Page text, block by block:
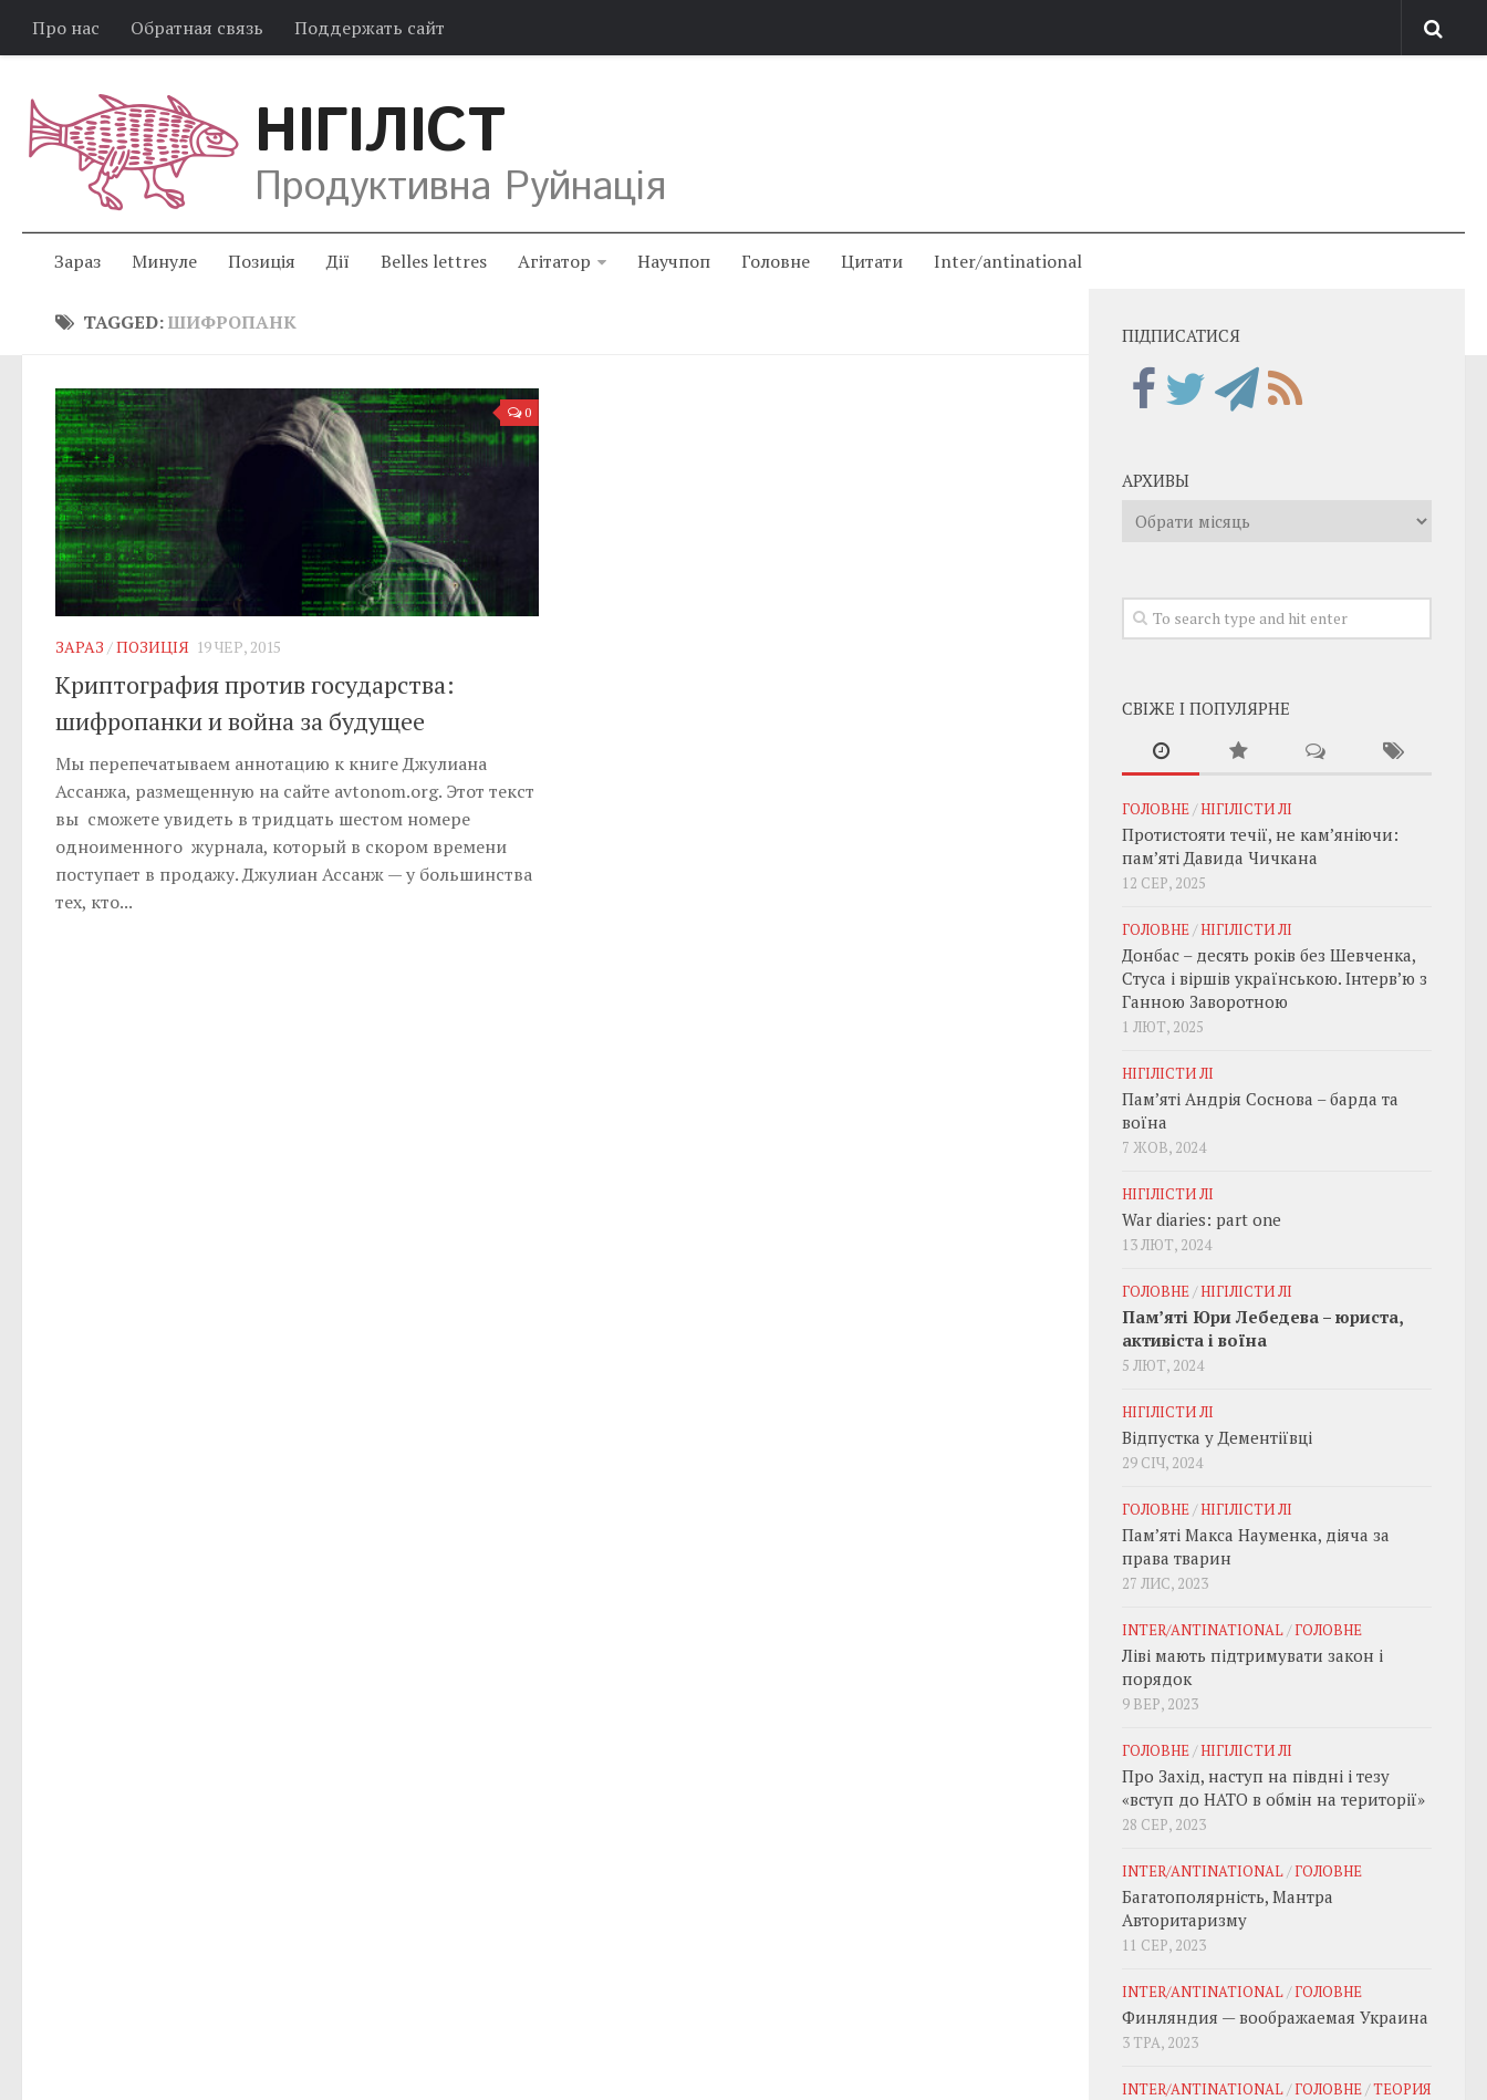
Про нас Обратная связь Поддержать сайт
НІГІЛІСТ
Продуктивна Руйнація
Зараз Минуле Позиція Дії Belles lettres Агітатор Научпоп Головне Цитати Inter/antinational
TAGGED:ШИФРОПАНК
0
ЗАРАЗ /ПОЗИЦІЯ 19 ЧЕР, 2015
Криптография против государства:
шифропанки и война за будущее
Мы перепечатываем аннотацию к книге Джулиана
Ассанжа, размещенную на сайте avtonom.org. Этот текст
вы сможете увидеть в тридцать шестом номере
одноименного журнала, который в скором времени
поступает в продажу. Джулиан Ассанж — у большинства
тех, кто...
ПІДПИСАТИСЯ
АРХИВЫ
Архивы
СВІЖЕ І ПОПУЛЯРНЕ
ГОЛОВНЕ/НІГІЛІСТИ ЛІ
Протистояти течії, не кам’яніючи:
пам’яті Давида Чичкана
12 СЕР, 2025
ГОЛОВНЕ/НІГІЛІСТИ ЛІ
Донбас – десять років без Шевченка,
Стуса і віршів українською. Інтерв’ю з
Ганною Заворотною
1 ЛЮТ, 2025
НІГІЛІСТИ ЛІ
Пам’яті Андрія Соснова – барда та
воїна
7 ЖОВ, 2024
НІГІЛІСТИ ЛІ
War diaries: part one
13 ЛЮТ, 2024
ГОЛОВНЕ/НІГІЛІСТИ ЛІ
Пам’яті Юри Лебедева – юриста,
активіста і воїна
5 ЛЮТ, 2024
НІГІЛІСТИ ЛІ
Відпустка у Дементіївці
29 СІЧ, 2024
ГОЛОВНЕ/НІГІЛІСТИ ЛІ
Пам’яті Макса Науменка, діяча за
права тварин
27 ЛИС, 2023
INTER/ANTINATIONAL/ГОЛОВНЕ
Ліві мають підтримувати закон і
порядок
9 ВЕР, 2023
ГОЛОВНЕ/НІГІЛІСТИ ЛІ
Про Захід, наступ на півдні і тезу
«вступ до НАТО в обмін на території»
28 СЕР, 2023
INTER/ANTINATIONAL/ГОЛОВНЕ
Багатополярність, Мантра
Авторитаризму
11 СЕР, 2023
INTER/ANTINATIONAL/ГОЛОВНЕ
Финляндия — воображаемая Украина
3 ТРА, 2023
INTER/ANTINATIONAL/ГОЛОВНЕ/ТЕОРИЯ